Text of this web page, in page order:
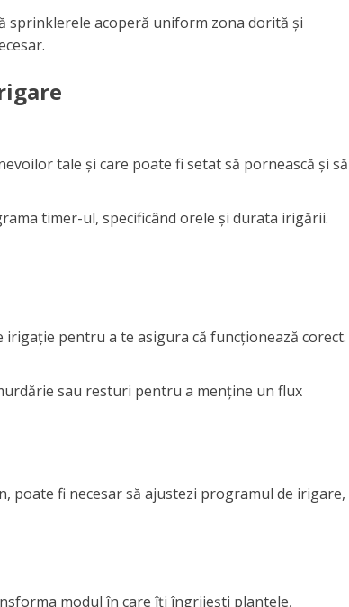
sprinklerele acoperă uniform zona dorită și
tale și care poate fi setat să pornească și să
timer-ul, specificând orele și durata irigării.
irigație pentru a te asigura că funcționează corect.
sau resturi pentru a menține un flux
poate fi necesar să ajustezi programul de irigare,
modul în care îți îngrijești plantele,